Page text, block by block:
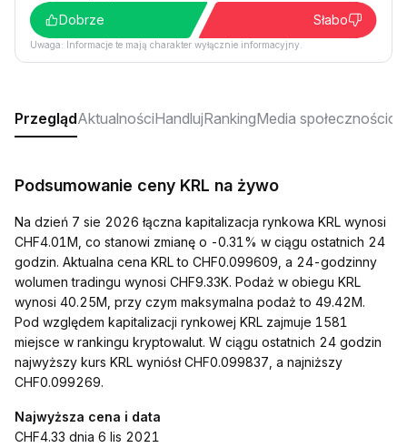
Dobrze
Słabo
Uwaga: Informacje te mają charakter wyłącznie informacyjny.
PrzeglądAktualnościHandlujRankingMedia
Podsumowanie ceny KRL na żywo
Na dzień 7 sie 2026 łączna kapitalizacja rynkowa KRL wynosi
CHF4.01M, co stanowi zmianę o -0.31% w ciągu ostatnich 24
godzin. Aktualna cena KRL to CHF0.099609, a 24-godzinny
wolumen tradingu wynosi CHF9.33K. Podaż w obiegu KRL
wynosi 40.25M, przy czym maksymalna podaż to 49.42M.
Pod względem kapitalizacji rynkowej KRL zajmuje 1581
miejsce w rankingu kryptowalut. W ciągu ostatnich 24 godzin
najwyższy kurs KRL wyniósł CHF0.099837, a najniższy
CHF0.099269.
Najwyższa cena i data
CHF4.33 dnia 6 lis 2021